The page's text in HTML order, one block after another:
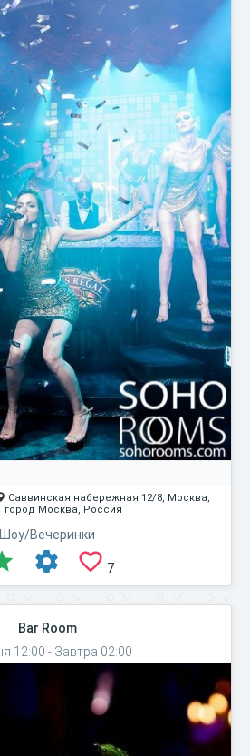
Саввинская набережная 12/8, Москва,
город Москва, Россия
Шоу/Вечеринки
7
Bar Room
12:00 - Завтра 02:00